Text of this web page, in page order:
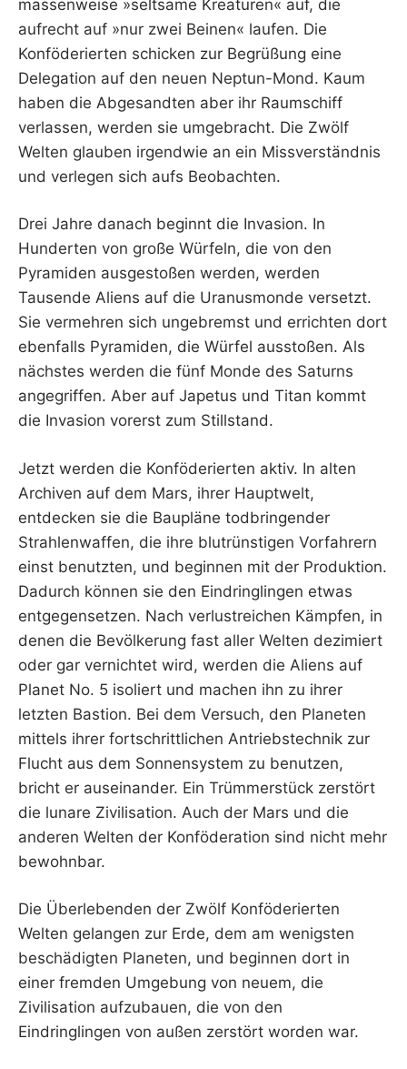
massenweise »seltsame Kreaturen« auf, die
aufrecht auf »nur zwei Beinen« laufen. Die
Konföderierten schicken zur Begrüßung eine
Delegation auf den neuen Neptun-Mond. Kaum
haben die Abgesandten aber ihr Raumschiff
verlassen, werden sie umgebracht. Die Zwölf
Welten glauben irgendwie an ein Missverständnis
und verlegen sich aufs Beobachten.
Drei Jahre danach beginnt die Invasion. In
Hunderten von große Würfeln, die von den
Pyramiden ausgestoßen werden, werden
Tausende Aliens auf die Uranusmonde versetzt.
Sie vermehren sich ungebremst und errichten dort
ebenfalls Pyramiden, die Würfel ausstoßen. Als
nächstes werden die fünf Monde des Saturns
angegriffen. Aber auf Japetus und Titan kommt
die Invasion vorerst zum Stillstand.
Jetzt werden die Konföderierten aktiv. In alten
Archiven auf dem Mars, ihrer Hauptwelt,
entdecken sie die Baupläne todbringender
Strahlenwaffen, die ihre blutrünstigen Vorfahrern
einst benutzten, und beginnen mit der Produktion.
Dadurch können sie den Eindringlingen etwas
entgegensetzen. Nach verlustreichen Kämpfen, in
denen die Bevölkerung fast aller Welten dezimiert
oder gar vernichtet wird, werden die Aliens auf
Planet No. 5 isoliert und machen ihn zu ihrer
letzten Bastion. Bei dem Versuch, den Planeten
mittels ihrer fortschrittlichen Antriebstechnik zur
Flucht aus dem Sonnensystem zu benutzen,
bricht er auseinander. Ein Trümmerstück zerstört
die lunare Zivilisation. Auch der Mars und die
anderen Welten der Konföderation sind nicht mehr
bewohnbar.
Die Überlebenden der Zwölf Konföderierten
Welten gelangen zur Erde, dem am wenigsten
beschädigten Planeten, und beginnen dort in
einer fremden Umgebung von neuem, die
Zivilisation aufzubauen, die von den
Eindringlingen von außen zerstört worden war.